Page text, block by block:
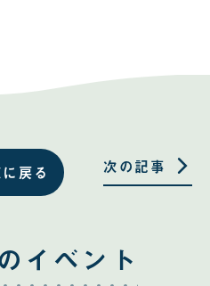
戻る 次の記事
イベント